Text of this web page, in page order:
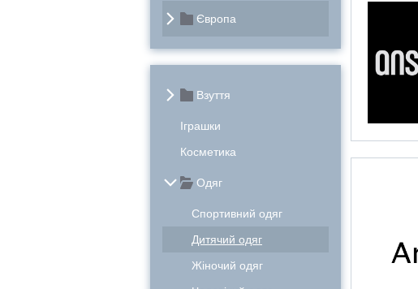
Європа
Взуття
Іграшки
Косметика
Одяг
Cпортивний одяг
Дитячий одяг
Жіночий одяг